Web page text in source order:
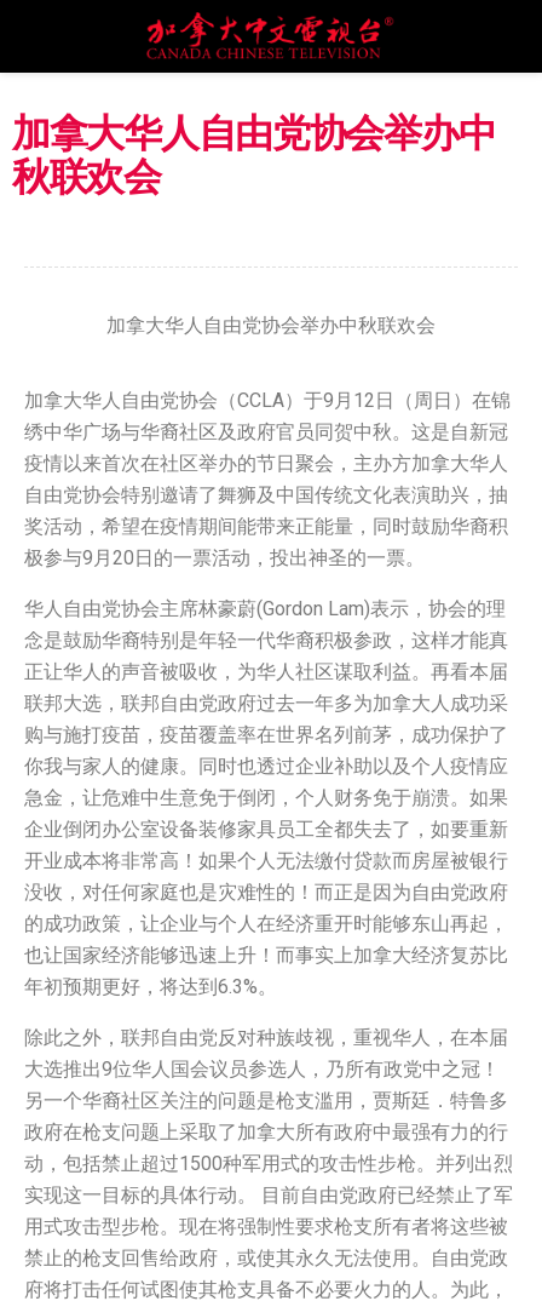
加拿大华人自由党协会举办中
秋联欢会
加拿大华人自由党协会举办中秋联欢会
加拿大华人自由党协会（CCLA）于9月12日（周日）在锦
绣中华广场与华裔社区及政府官员同贺中秋。这是自新冠
疫情以来首次在社区举办的节日聚会，主办方加拿大华人
自由党协会特别邀请了舞狮及中国传统文化表演助兴，抽
奖活动，希望在疫情期间能带来正能量，同时鼓励华裔积
极参与9月20日的一票活动，投出神圣的一票。
华人自由党协会主席林豪蔚(Gordon Lam)表示，协会的理
念是鼓励华裔特别是年轻一代华裔积极参政，这样才能真
正让华人的声音被吸收，为华人社区谋取利益。再看本届
联邦大选，联邦自由党政府过去一年多为加拿大人成功采
购与施打疫苗，疫苗覆盖率在世界名列前茅，成功保护了
你我与家人的健康。同时也透过企业补助以及个人疫情应
急金，让危难中生意免于倒闭，个人财务免于崩溃。如果
企业倒闭办公室设备装修家具员工全都失去了，如要重新
开业成本将非常高！如果个人无法缴付贷款而房屋被银行
没收，对任何家庭也是灾难性的！而正是因为自由党政府
的成功政策，让企业与个人在经济重开时能够东山再起，
也让国家经济能够迅速上升！而事实上加拿大经济复苏比
年初预期更好，将达到6.3%。
除此之外，联邦自由党反对种族歧视，重视华人，在本届
大选推出9位华人国会议员参选人，乃所有政党中之冠！
另一个华裔社区关注的问题是枪支滥用，贾斯廷．特鲁多
政府在枪支问题上采取了加拿大所有政府中最强有力的行
动，包括禁止超过1500种军用式的攻击性步枪。并列出烈
实现这一目标的具体行动。 目前自由党政府已经禁止了军
用式攻击型步枪。现在将强制性要求枪支所有者将这些被
禁止的枪支回售给政府，或使其永久无法使用。自由党政
府将打击任何试图使其枪支具备不必要火力的人。为此，